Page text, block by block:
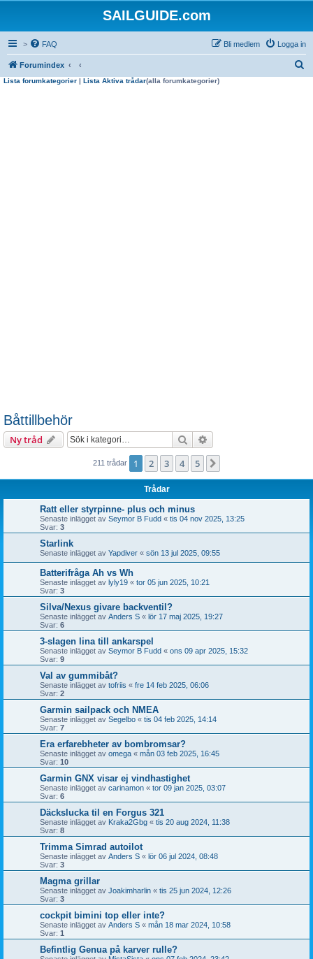
SAILGUIDE.com
> FAQ Logga in
Bli medlem
Forumindex
Lista forumkategorier | Lista Aktiva trådar(alla forumkategorier)
Båttillbehör
Ny tråd Sök
211 trådar 1 2 3 4 5
Trådar
Ratt eller styrpinne- plus och minus
Senaste inlägget av Seymor B Fudd « tis 04 nov 2025, 13:25
Svar: 3
Starlink
Senaste inlägget av Yapdiver « sön 13 jul 2025, 09:55
Batterifråga Ah vs Wh
Senaste inlägget av lyly19 « tor 05 jun 2025, 10:21
Svar: 3
Silva/Nexus givare backventil?
Senaste inlägget av Anders S « lör 17 maj 2025, 19:27
Svar: 6
3-slagen lina till ankarspel
Senaste inlägget av Seymor B Fudd « ons 09 apr 2025, 15:32
Svar: 9
Val av gummibåt?
Senaste inlägget av tofriis « fre 14 feb 2025, 06:06
Svar: 2
Garmin sailpack och NMEA
Senaste inlägget av Segelbo « tis 04 feb 2025, 14:14
Svar: 7
Era erfarebheter av bombromsar?
Senaste inlägget av omega « mån 03 feb 2025, 16:45
Svar: 10
Garmin GNX visar ej vindhastighet
Senaste inlägget av carinamon « tor 09 jan 2025, 03:07
Svar: 6
Däckslucka til en Forgus 321
Senaste inlägget av Kraka2Gbg « tis 20 aug 2024, 11:38
Svar: 8
Trimma Simrad autoilot
Senaste inlägget av Anders S « lör 06 jul 2024, 08:48
Svar: 3
Magma grillar
Senaste inlägget av Joakimharlin « tis 25 jun 2024, 12:26
Svar: 3
cockpit bimini top eller inte?
Senaste inlägget av Anders S « mån 18 mar 2024, 10:58
Svar: 1
Befintlig Genua på karver rulle?